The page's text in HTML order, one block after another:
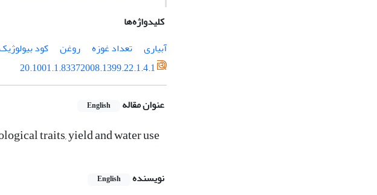
کلیدواژه‌ها
آبیاری
تعداد غوزه روغن کود
20.1001.1.83372008.1399.22.1.4.1
عنوان مقاله English
traits, yield and water use
نویسنده English